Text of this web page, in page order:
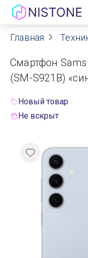
Акции
О нас
Договор
Реквизиты
Контакты
Гарантия
Оплата
Главная
Смартфон
(SM-S921B)
Новый товар
Не вскрыт